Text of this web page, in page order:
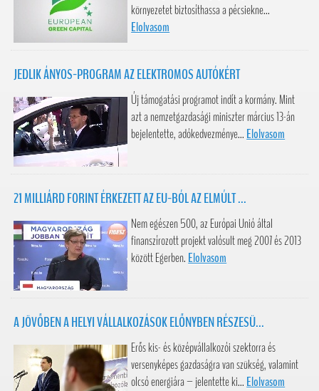
környezetet biztosíthassa a pécsiekne...
Elolvasom
JEDLIK ÁNYOS-PROGRAM AZ ELEKTROMOS AUTÓKÉRT
Új támogatási programot indít a kormány. Mint
azt a nemzetgazdasági miniszter március 13-án
bejelentette, adókedvezménye... Elolvasom
21 MILLIÁRD FORINT ÉRKEZETT AZ EU-BÓL AZ ELMÚLT ...
Nem egészen 500, az Európai Unió által
finanszírozott projekt valósult meg 2007 és 2013
között Egerben. Elolvasom
A JÖVŐBEN A HELYI VÁLLALKOZÁSOK ELŐNYBEN RÉSZESÜ...
Erős kis- és középvállalkozói szektorra és
versenyképes gazdaságra van szükség, valamint
olcsó energiára – jelentette ki... Elolvasom